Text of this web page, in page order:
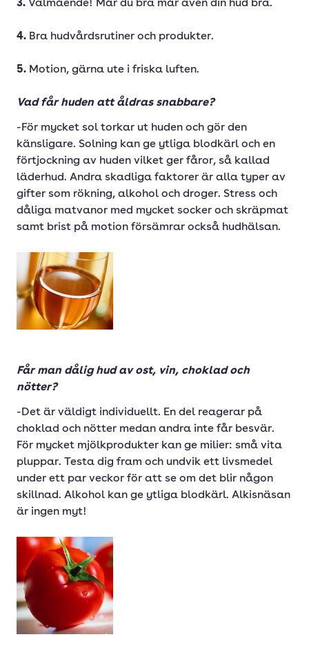
3. Välmående! Mår du bra mår även din hud bra.
4. Bra hudvårdsrutiner och produkter.
5. Motion, gärna ute i friska luften.
Vad får huden att åldras snabbare?
-För mycket sol torkar ut huden och gör den
känsligare. Solning kan ge ytliga blodkärl och en
förtjockning av huden vilket ger fåror, så kallad
läderhud. Andra skadliga faktorer är alla typer av
gifter som rökning, alkohol och droger. Stress och
dåliga matvanor med mycket socker och skräpmat
samt brist på motion försämrar också hudhälsan.
Får man dålig hud av ost, vin, choklad och
nötter?
-Det är väldigt individuellt. En del reagerar på
choklad och nötter medan andra inte får besvär.
För mycket mjölkprodukter kan ge milier: små vita
pluppar. Testa dig fram och undvik ett livsmedel
under ett par veckor för att se om det blir någon
skillnad. Alkohol kan ge ytliga blodkärl. Alkisnäsan
är ingen myt!